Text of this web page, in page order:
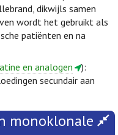
dikwijls samen
wordt het gebruikt als
patiënten en na
en analogen
):
secundair aan
monoklonale